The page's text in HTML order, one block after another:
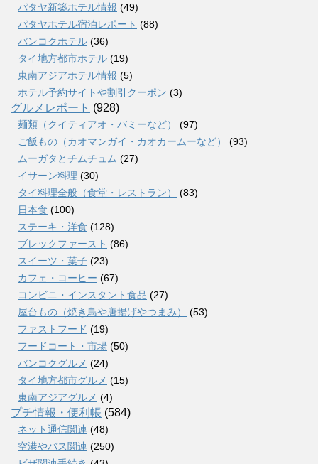
パタヤ新築ホテル情報 (49)
パタヤホテル宿泊レポート (88)
バンコクホテル (36)
タイ地方都市ホテル (19)
東南アジアホテル情報 (5)
ホテル予約サイトや割引クーポン (3)
グルメレポート (928)
麺類（クイティアオ・バミーなど）
(97)
ご飯もの（カオマンガイ・カオカームーなど）
(93)
ムーガタとチムチュム (27)
イサーン料理 (30)
タイ料理全般（食堂・レストラン）
(83)
日本食 (100)
ステーキ・洋食 (128)
ブレックファースト (86)
スイーツ・菓子 (23)
カフェ・コーヒー (67)
コンビニ・インスタント食品 (27)
屋台もの（焼き鳥や唐揚げやつまみ）
(53)
ファストフード (19)
フードコート・市場 (50)
バンコクグルメ (24)
タイ地方都市グルメ (15)
東南アジアグルメ (4)
プチ情報・便利帳 (584)
ネット通信関連 (48)
空港やバス関連 (250)